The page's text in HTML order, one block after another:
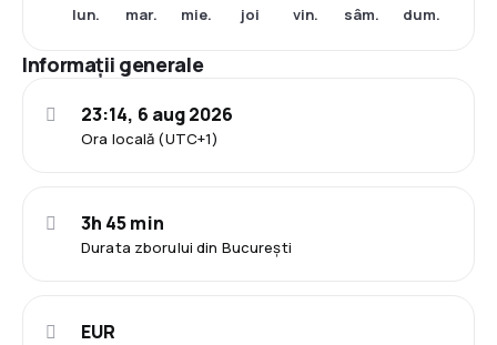
lun. mar. mie. joi vin. sâm. dum.
Informații generale
Ora locală (UTC+1)
23:14, 6 aug 2026
Durata zborului din București
3h 45 min
EUR